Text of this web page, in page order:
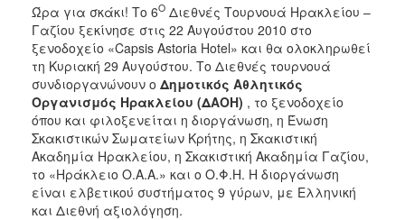
2021
2020
2019
2018
2017
2016
2015
2013
Ώρα για σκάκι! Το 6Ο Διεθνές Τουρνουά Ηρακλείου –
Γαζίου ξεκίνησε στις 22 Αυγούστου 2010 στο
ξενοδοχείο «Capsis Astoria Hotel» και θα ολοκληρωθεί
τη Κυριακή 29 Αυγούστου. Το Διεθνές τουρνουά
συνδιοργανώνουν ο Δημοτικός Αθλητικός
Οργανισμός Ηρακλείου (ΔΑΟΗ) , το ξενοδοχείο
όπου και φιλοξενείται η διοργάνωση, η Ένωση
Σκακιστικών Σωματείων Κρήτης, η Σκακιστική
Ακαδημία Ηρακλείου, η Σκακιστική Ακαδημία Γαζίου,
το «Ηράκλειο Ο.Α.Α.» και ο Ο.Φ.Η. Η διοργάνωση
είναι ελβετικού συστήματος 9 γύρων, με Ελληνική
και Διεθνή αξιολόγηση.